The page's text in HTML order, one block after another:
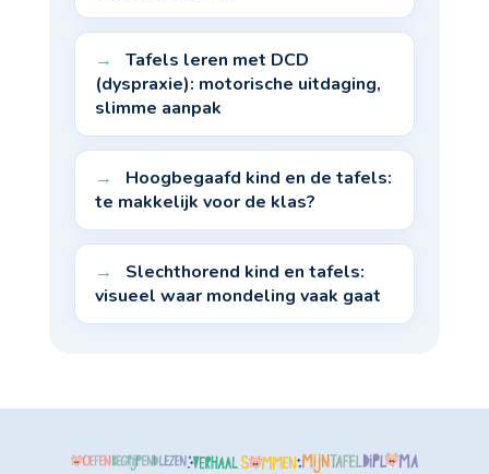
Tafels leren met DCD
(dyspraxie): motorische uitdaging,
slimme aanpak
Hoogbegaafd kind en de tafels:
te makkelijk voor de klas?
Slechthorend kind en tafels:
visueel waar mondeling vaak gaat